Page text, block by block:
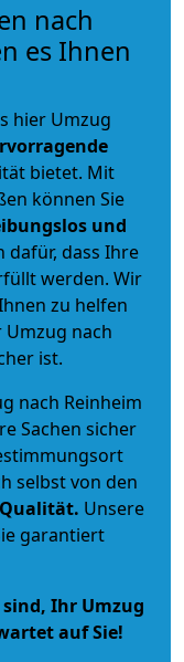
nach
es Ihnen
hier Umzug
bietet. Mit
können Sie
und
dass Ihre
werden. Wir
zu helfen
nach
ist.
nach Reinheim
Sachen sicher
selbst von den
. Unsere
garantiert
Ihr Umzug
auf Sie!